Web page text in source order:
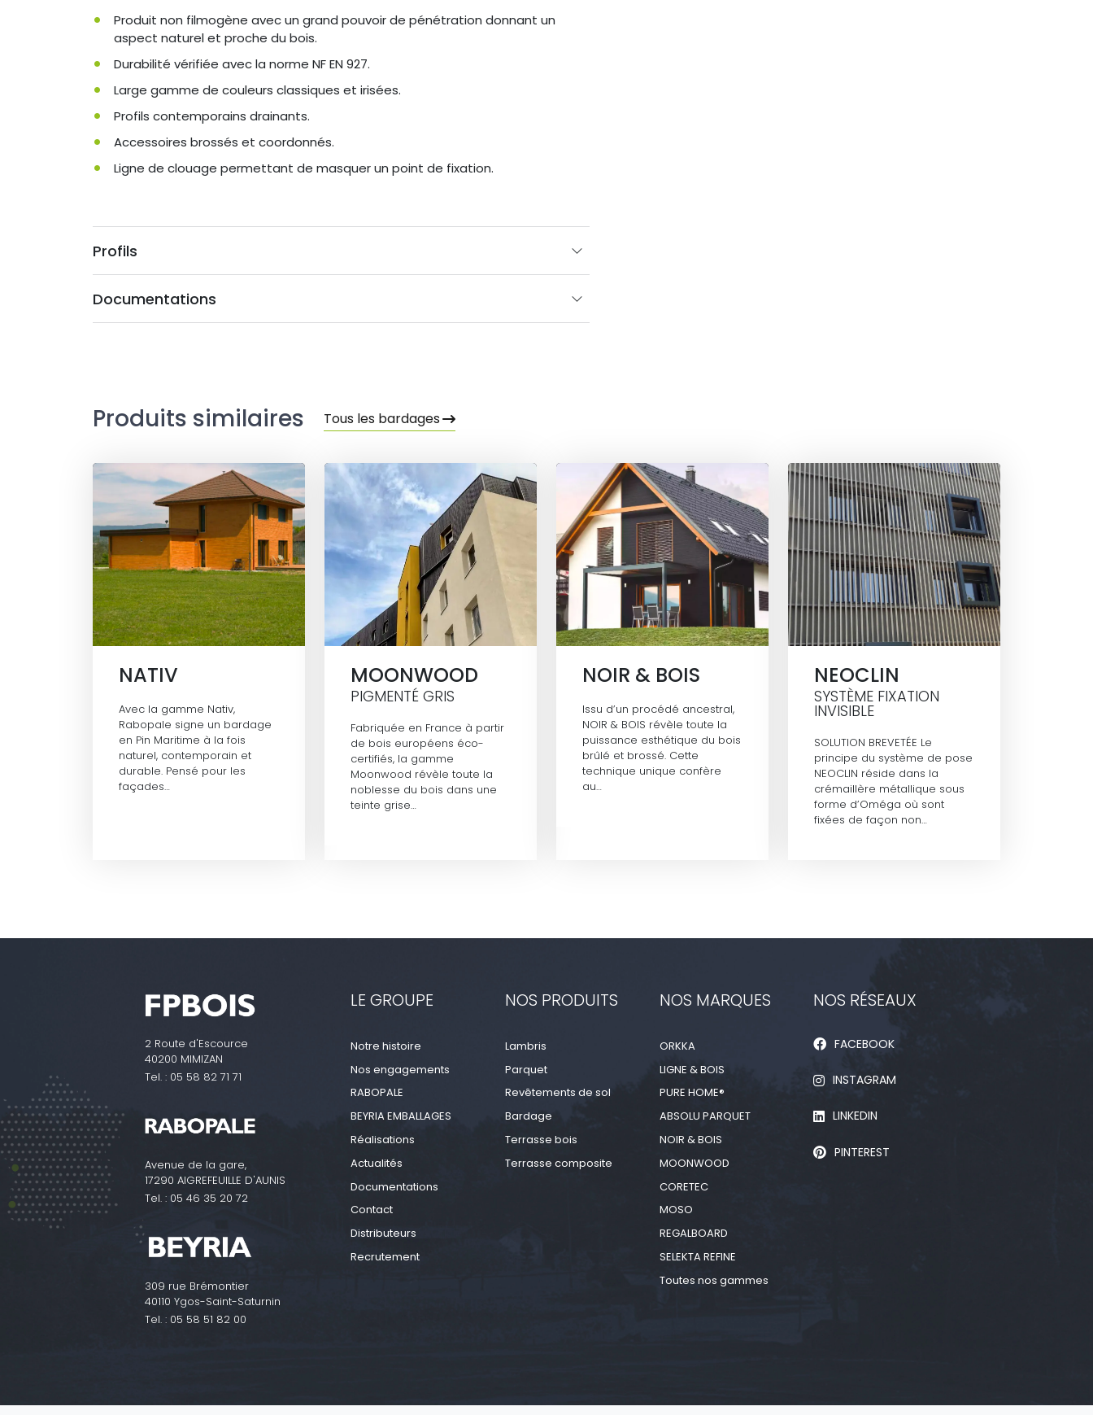
Produit non filmogène avec un grand pouvoir de pénétration donnant un
aspect naturel et proche du bois.
Durabilité vérifiée avec la norme NF EN 927.
Large gamme de couleurs classiques et irisées.
Profils contemporains drainants.
Accessoires brossés et coordonnés.
Ligne de clouage permettant de masquer un point de fixation.
Profils
Documentations
Produits similaires Tous les bardages
NATIV
Avec la gamme Nativ,
Rabopale signe un bardage
en Pin Maritime à la fois
naturel, contemporain et
durable. Pensé pour les
façades…
MOONWOOD
PIGMENTÉ GRIS
Fabriquée en France à partir
de bois européens éco-
certifiés, la gamme
Moonwood révèle toute la
noblesse du bois dans une
teinte grise…
NOIR & BOIS
Issu d’un procédé ancestral,
NOIR & BOIS révèle toute la
puissance esthétique du bois
brûlé et brossé. Cette
technique unique confère
au…
NEOCLIN
SYSTÈME FIXATION
INVISIBLE
SOLUTION BREVETÉE Le
principe du système de pose
NEOCLIN réside dans la
crémaillère métallique sous
forme d’Oméga où sont
fixées de façon non…
2 Route d'Escource
40200 MIMIZAN
Tel. : 05 58 82 71 71
Avenue de la gare,
17290 AIGREFEUILLE D'AUNIS
Tel. : 05 46 35 20 72
309 rue Brémontier
40110 Ygos-Saint-Saturnin
Tel. : 05 58 51 82 00
LE GROUPE
Notre histoire
Nos engagements
RABOPALE
BEYRIA EMBALLAGES
Réalisations
Actualités
Documentations
Contact
Distributeurs
Recrutement
NOS PRODUITS
Lambris
Parquet
Revêtements de sol
Bardage
Terrasse bois
Terrasse composite
NOS MARQUES
ORKKA
LIGNE & BOIS
PURE HOME®
ABSOLU PARQUET
NOIR & BOIS
MOONWOOD
CORETEC
MOSO
REGALBOARD
SELEKTA REFINE
Toutes nos gammes
NOS RÉSEAUX
FACEBOOK
INSTAGRAM
LINKEDIN
PINTEREST